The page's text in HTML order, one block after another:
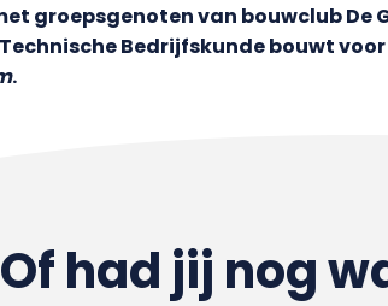
groepsgenoten van bouwclub De
Bedrijfskunde bouwt
.
had jij nog